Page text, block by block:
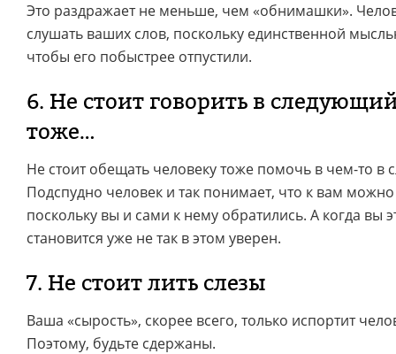
Это раздражает не меньше, чем «обнимашки».
слушать ваших слов, поскольку единственной
чтобы его побыстрее отпустили.
6. Не стоит говорить в
тоже…
Не стоит обещать человеку тоже помочь в чем-то в
Подспудно человек и так понимает, что к вам можно
поскольку вы и сами к нему обратились. А когда вы
становится уже не так в этом уверен.
7. Не стоит лить слезы
Ваша «сырость», скорее всего, только испортит
Поэтому, будьте сдержаны.